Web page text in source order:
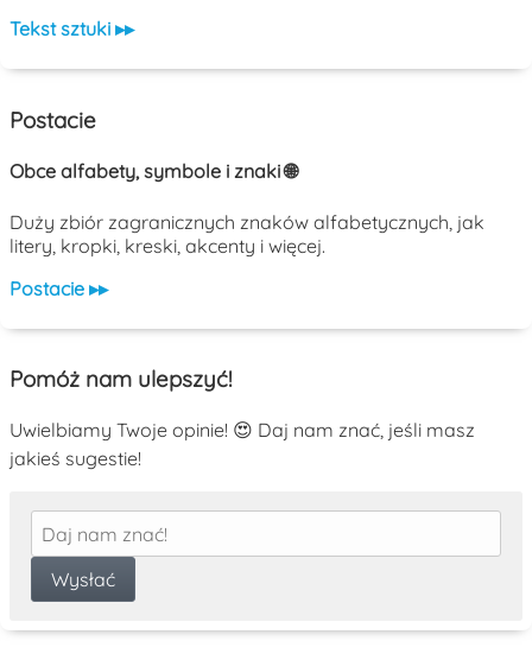
Tekst sztuki ▸▸
Postacie
Obce alfabety, symbole i znaki 🌐
Duży zbiór zagranicznych znaków alfabetycznych, jak
litery, kropki, kreski, akcenty i więcej.
Postacie ▸▸
Pomóż nam ulepszyć!
Uwielbiamy Twoje opinie! 😍 Daj nam znać, jeśli masz
jakieś sugestie!